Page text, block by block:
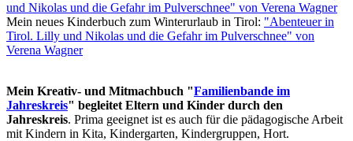
Mein neues Kinderbuch zum Winterurlaub in Tirol: "Abenteuer in
Tirol. Lilly und Nikolas und die Gefahr im Pulverschnee" von
Verena Wagner
Mein Kreativ- und Mitmachbuch "Familienbande im
Jahreskreis" begleitet Eltern und Kinder durch den
Jahreskreis. Prima geeignet ist es auch für die pädagogische Arbeit
mit Kindern in Kita, Kindergarten, Kindergruppen, Hort.